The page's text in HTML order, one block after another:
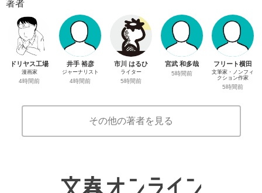
著者
ドリヤス工場
漫画家
4時間前
井手 裕彦
ジャーナリスト
4時間前
市川 はるひ
ライター
5時間前
宮武 和多哉
5時間前
フリート横田
文筆家・ノンフィ
クション作家
5時間前
その他の著者を見る